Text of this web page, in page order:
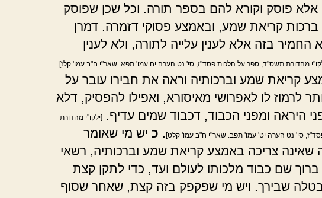
פוסק וקורא להם בספר תורה. וכל שכן שפוסק
קריאת שמע, ובאמצע פסוקי דזמרה. דמרן
החמיר בזה אלא לענין עלייה לתורה, ולא לענין
מהדורת תשס"ד, ספר על הלכות פסד"ז, סי' נט הערה יח עמו' תפא. שאר"י ח"ב עמו' קלז]
קריאת שמע וברכותיה וראה את חבירו עובר על
לרמוז לו לאפרושי מאיסורא, ואפילו להפסיק, דלא
היראה ומפני הכבוד, דכבוד שמים עדיף.
[ילקו"י מהדורת
סי' נט הערה יט' עמו' תפב. שאר"י ח"ב עמו' קלט] כ יש מי שאומר
צריכה באמצע קריאת שמע וברכותיה, רשאי
ברוך שם כבוד מלכותו לעולם ועד, כדי לתקן קצת
שבירך. ויש מי שפקפק בזה קצת, שאחר שסוף